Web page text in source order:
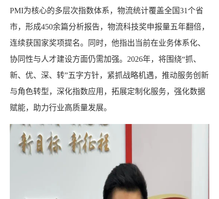
PMI为核心的多层次指数体系，物流统计覆盖全国31个省
市，形成450余篇分析报告，物流科技奖申报量五年翻倍，
连续获国家奖项提名。同时，他指出当前在业务体系化、
协同性与人才建设方面仍需加强。2026年，将围绕“抓、
新、优、深、转”五字方针，紧抓战略机遇，推动服务创新
与角色转型，深化指数应用，拓展定制化服务，强化数据
赋能，助力行业高质量发展。